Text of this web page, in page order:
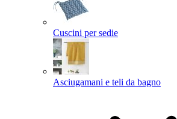
Cuscini per sedie
Asciugamani e teli da bagno